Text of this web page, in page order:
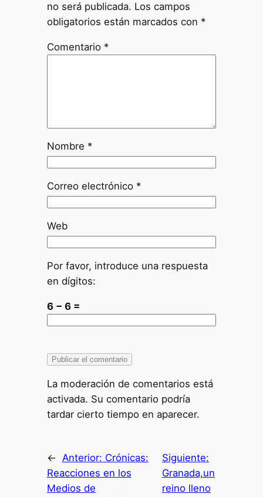
no será publicada. Los campos
obligatorios están marcados con *
Comentario *
Nombre *
Correo electrónico *
Web
Por favor, introduce una respuesta
en dígitos:
6 − 6 =
La moderación de comentarios está
activada. Su comentario podría
tardar cierto tiempo en aparecer.
← Anterior: Crónicas:
Reacciones en los
Medios de
Siguiente:
Granada,un
reino lleno